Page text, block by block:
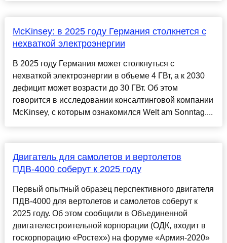
McKinsey: в 2025 году Германия столкнется с
нехваткой электроэнергии
В 2025 году Германия может столкнуться с
нехваткой электроэнергии в объеме 4 ГВт, а к 2030
дефицит может возрасти до 30 ГВт. Об этом
говорится в исследовании консалтинговой компании
McKinsey, с которым ознакомился Welt am Sonntag....
Двигатель для самолетов и вертолетов
ПДВ-4000 соберут к 2025 году
Первый опытный образец перспективного двигателя
ПДВ-4000 для вертолетов и самолетов соберут к
2025 году. Об этом сообщили в Объединенной
двигателестроительной корпорации (ОДК, входит в
госкорпорацию «Ростех») на форуме «Армия-2020»